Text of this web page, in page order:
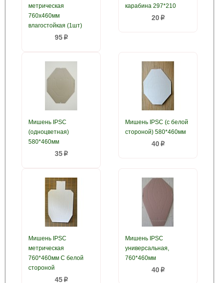
метрическая
760x460мм
влагостойкая (1шт)
95p
карабина 297*210
20p
Мишень IPSC
(одноцветная)
580*460мм
35p
Мишень IPSC (с белой
стороной) 580*460мм
40p
Мишень IPSC
метрическая
760*460мм С белой
стороной
45p
Мишень IPSC
универсальная,
760*460мм
40p